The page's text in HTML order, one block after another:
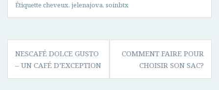
Étiquette cheveux, jelenajova, soinbtx
Navigation
de
l’article
NESCAFÉ DOLCE GUSTO
– UN CAFÉ D’EXCEPTION
COMMENT FAIRE POUR
CHOISIR SON SAC?